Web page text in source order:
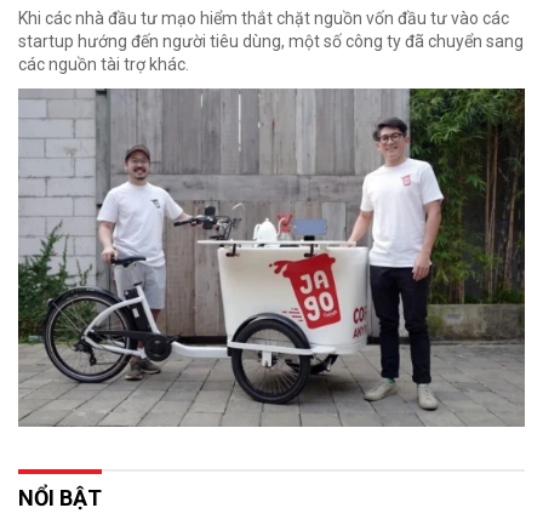
Khi các nhà đầu tư mạo hiểm thắt chặt nguồn vốn đầu tư vào các
startup hướng đến người tiêu dùng, một số công ty đã chuyển sang
các nguồn tài trợ khác.
NỔI BẬT